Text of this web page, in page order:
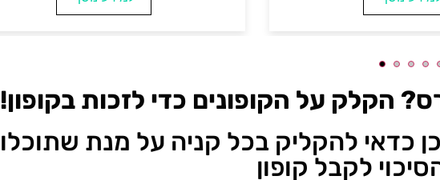
הקלק על הקופונים כדי לזכות בקופון!
כדאי להקליק בכל קניה על מנת שתוכלו
לקבל קופון